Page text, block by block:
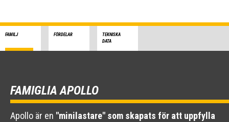
FAMILJ FÖRDELAR
TEKNISKA
DATA
FAMIGLIA APOLLO
Apollo är en "minilastare" som skapats för att uppfylla